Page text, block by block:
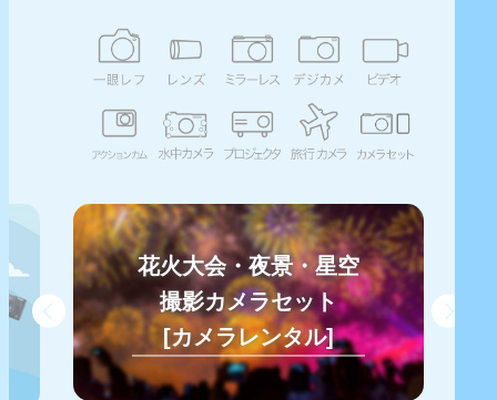
花火大会・夜景・星空
撮影カメラセット
[カメラレンタル]